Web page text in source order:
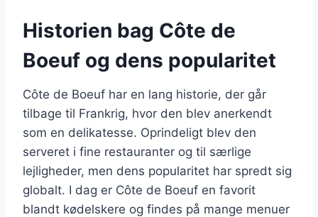
Historien bag Côte de
Boeuf og dens popularitet
Côte de Boeuf har en lang historie, der går
tilbage til Frankrig, hvor den blev anerkendt
som en delikatesse. Oprindeligt blev den
serveret i fine restauranter og til særlige
lejligheder, men dens popularitet har spredt sig
globalt. I dag er Côte de Boeuf en favorit
blandt kødelskere og findes på mange menuer